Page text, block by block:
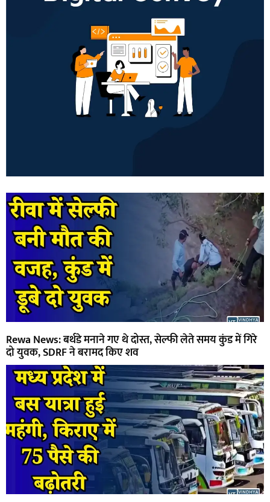
Rewa News: बर्थडे मनाने गए थे दोस्त, सेल्फी लेते समय कुंड में गिरे
दो युवक, SDRF ने बरामद किए शव